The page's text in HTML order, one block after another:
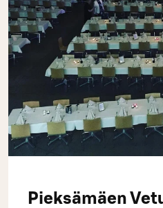
Pieksämäen